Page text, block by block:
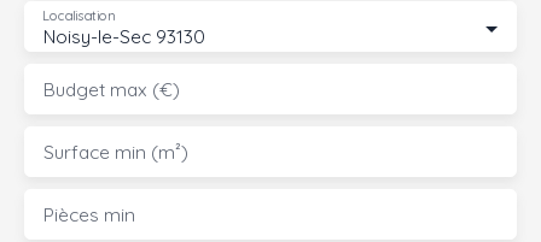
Noisy-le-Sec 93130
Localisation
Budget max (€)
Surface min (m²)
Pièces min